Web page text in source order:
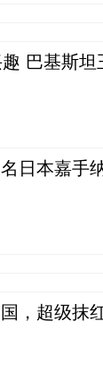
巴基斯坦
日本嘉手
，超级抹